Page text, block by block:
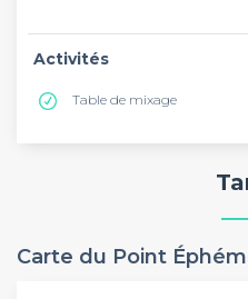
Activités
Table de mixage
Carte du Point